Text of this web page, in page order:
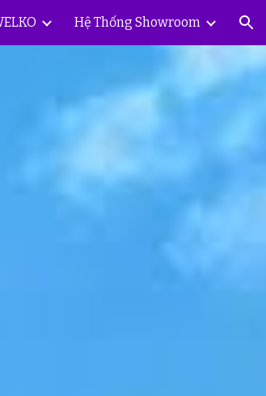
Hệ Thống Showroom